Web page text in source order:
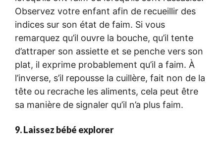
Observez votre enfant afin de recueillir des
indices sur son état de faim. Si vous
remarquez qu’il ouvre la bouche, qu’il tente
d’attraper son assiette et se penche vers son
plat, il exprime probablement qu’il a faim. À
l’inverse, s’il repousse la cuillère, fait non de la
tête ou recrache les aliments, cela peut être
sa manière de signaler qu’il n’a plus faim.
9. Laissez bébé explorer